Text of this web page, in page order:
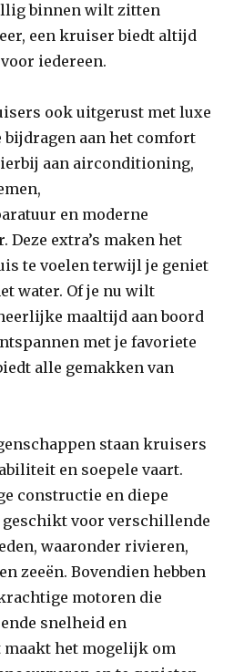
binnen wilt zitten
een kruiser biedt altijd
iedereen.
ook uitgerust met luxe
aan het comfort
aan airconditioning,
en moderne
Deze extra’s maken het
te voelen terwijl je geniet
water. Of je nu wilt
maaltijd aan boord
met je favoriete
alle gemakken van
staan kruisers
en soepele vaart.
constructie en diepe
voor verschillende
waaronder rivieren,
zeeën. Bovendien hebben
motoren die
snelheid en
maakt het mogelijk om